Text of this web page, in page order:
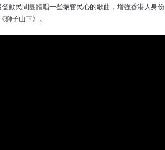
動民間團體唱一些振奮民心的歌曲，增強香港人身份
子山下》。